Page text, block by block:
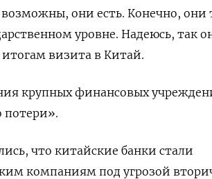
они есть. Конечно, они
уровне. Надеюсь, так
визита в Китай.
крупных финансовых
потери».
что китайские банки стали
компаниям под угрозой